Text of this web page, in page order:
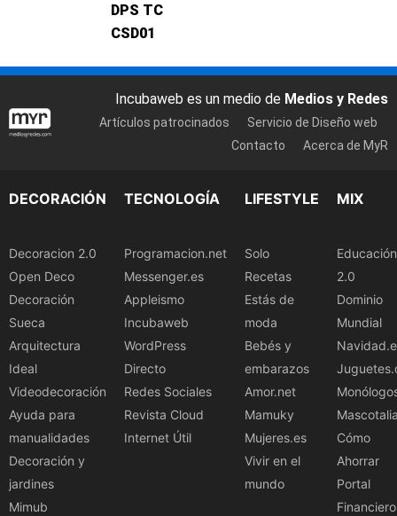
DPS TC
CSD01
Incubaweb es un medio de Medios y Redes
Artículos patrocinados
Servicio de Diseño web
Contacto
Acerca de MyR
DECORACIÓN
Decoracion 2.0
Open Deco
Decoración
Sueca
Arquitectura
Ideal
Videodecoración
Ayuda para
manualidades
Decoración y
jardines
Mimub
TECNOLOGÍA
Programacion.net
Messenger.es
Appleismo
Incubaweb
WordPress
Directo
Redes Sociales
Revista Cloud
Internet Útil
LIFESTYLE
Solo
Recetas
Estás de
moda
Bebés y
embarazos
Amor.net
Mamuky
Mujeres.es
Vivir en el
mundo
MIX
Educación
2.0
Dominio
Mundial
Cómo
Ahorrar
Portal
Financiero